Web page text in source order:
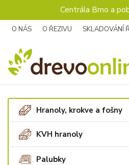
Centrála Brno a
O NÁS O ŘEZIVU SKLADOVÁNÍ
Hranoly, krokve a fošny
KVH hranoly
Palubky